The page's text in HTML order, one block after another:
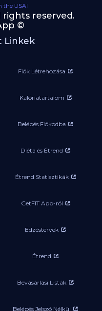
the USA!
rights reserved.
©
Linkek
Fiók Létrehozása
Kalóriatartalom
Belépés Fiókodba
Diéta és Étrend
Étrend Statisztikák
GetFIT App-ról
Edzéstervek
Étrend
Bevásárlási Listák
Belépés Jelszó Nélkül